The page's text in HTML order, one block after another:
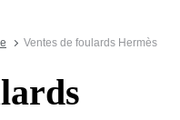
Ventes de foulards Hermès